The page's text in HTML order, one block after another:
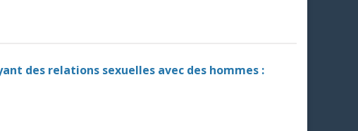
des relations sexuelles avec des hommes :